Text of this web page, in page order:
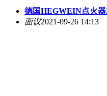
德国HEGWEIN点火
面议2021-09-26 14:13